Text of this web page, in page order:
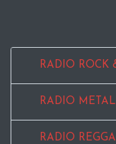
RADIO ROCK
RADIO
RADIO